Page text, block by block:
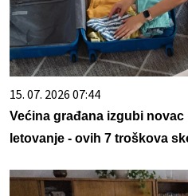
15. 07. 2026 07:44
Većina građana izgubi
letovanje - ovih 7 troškova